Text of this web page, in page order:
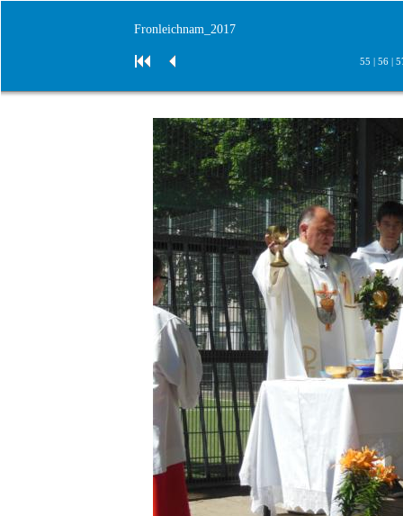
Fronleichnam_2017
55 | 56|